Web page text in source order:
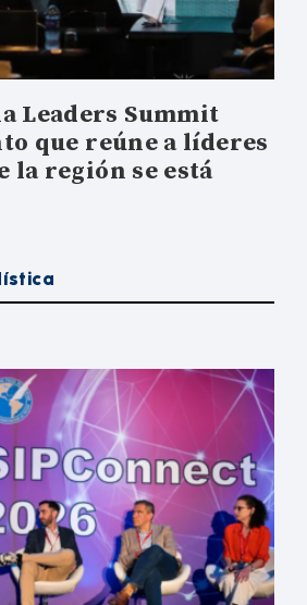
Leaders Summit
que reúne a líderes
la región se está